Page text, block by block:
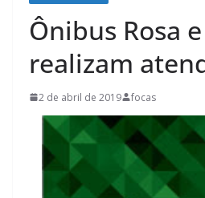
Ônibus Rosa
realizam
2 de abril de 2019 focas